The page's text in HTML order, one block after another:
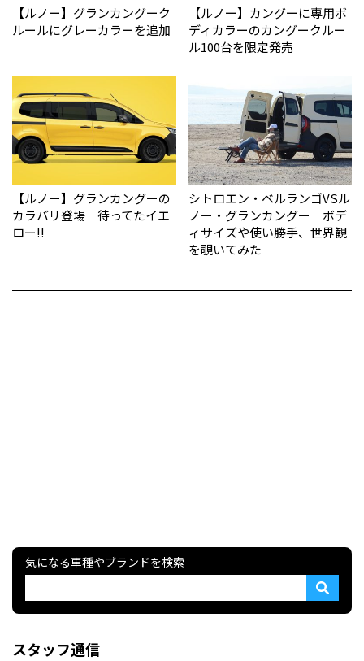
【ルノー】グランカングーク
ルールにグレーカラーを追加
【ルノー】カングーに専用ボ
ディカラーのカングークルー
ル100台を限定発売
【ルノー】グランカングーの
カラバリ登場 待ってたイエ
ロー!!
シトロエン・ベルランゴVSル
ノー・グランカングー ボデ
ィサイズや使い勝手、世界観
を覗いてみた
気になる車種やブランドを検索
スタッフ通信